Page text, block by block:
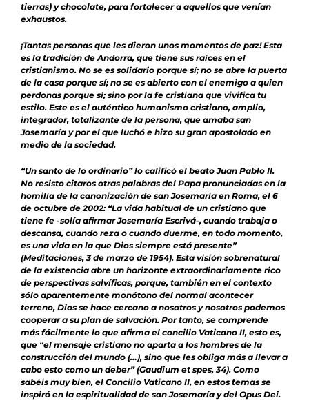
tierras) y chocolate, para fortalecer a aquellos que venían
exhaustos.
¡Tantas personas que les dieron unos momentos de paz! Esta
es la tradición de Andorra, que tiene sus raíces en el
cristianismo. No se es solidario porque sí; no se abre la puerta
de la casa porque sí; no se es abierto con el enemigo a quien
perdonas porque sí; sino por la fe cristiana que vivifica tu
estilo. Este es el auténtico humanismo cristiano, amplio,
integrador, totalizante de la persona, que amaba san
Josemaría y por el que luchó e hizo su gran apostolado en
medio de la sociedad.
“Un santo de lo ordinario” lo calificó el beato Juan Pablo II.
No resisto citaros otras palabras del Papa pronunciadas en la
homilía de la canonización de san Josemaría en Roma, el 6
de octubre de 2002: “La vida habitual de un cristiano que
tiene fe -solía afirmar Josemaría Escrivá-, cuando trabaja o
descansa, cuando reza o cuando duerme, en todo momento,
es una vida en la que Dios siempre está presente”
(Meditaciones, 3 de marzo de 1954). Esta visión sobrenatural
de la existencia abre un horizonte extraordinariamente rico
de perspectivas salvíficas, porque, también en el contexto
sólo aparentemente monótono del normal acontecer
terreno, Dios se hace cercano a nosotros y nosotros podemos
cooperar a su plan de salvación. Por tanto, se comprende
más fácilmente lo que afirma el concilio Vaticano II, esto es,
que “el mensaje cristiano no aparta a los hombres de la
construcción del mundo (…), sino que les obliga más a llevar a
cabo esto como un deber” (Gaudium et spes, 34). Como
sabéis muy bien, el Concilio Vaticano II, en estos temas se
inspiró en la espiritualidad de san Josemaría y del Opus Dei.